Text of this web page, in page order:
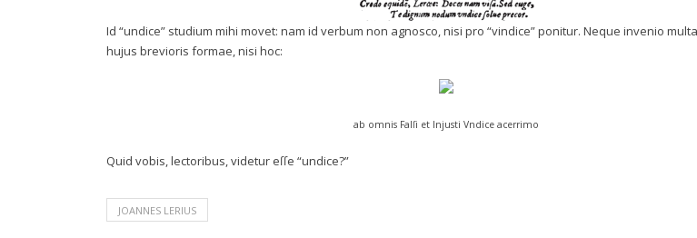
Id “undice” studium mihi movet: nam id verbum non agnosco, nisi pro “vindice” ponitur. Neque invenio
hujus brevioris formae, nisi hoc:
ab omnis Falſi et Injusti Vndice acerrimo
Quid vobis, lectoribus, videtur eſſe “undice?”
JOANNES LERIUS